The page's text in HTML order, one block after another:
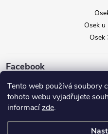
Tento web používá soubory
tohoto webu vyjadřujete
informacízde.
Osek u
Osek
Facebook